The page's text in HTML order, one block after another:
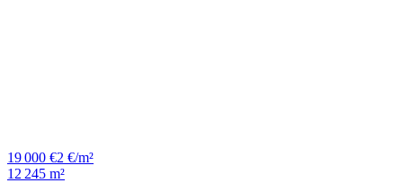
19 000 €2 €/m²
12 245 m²